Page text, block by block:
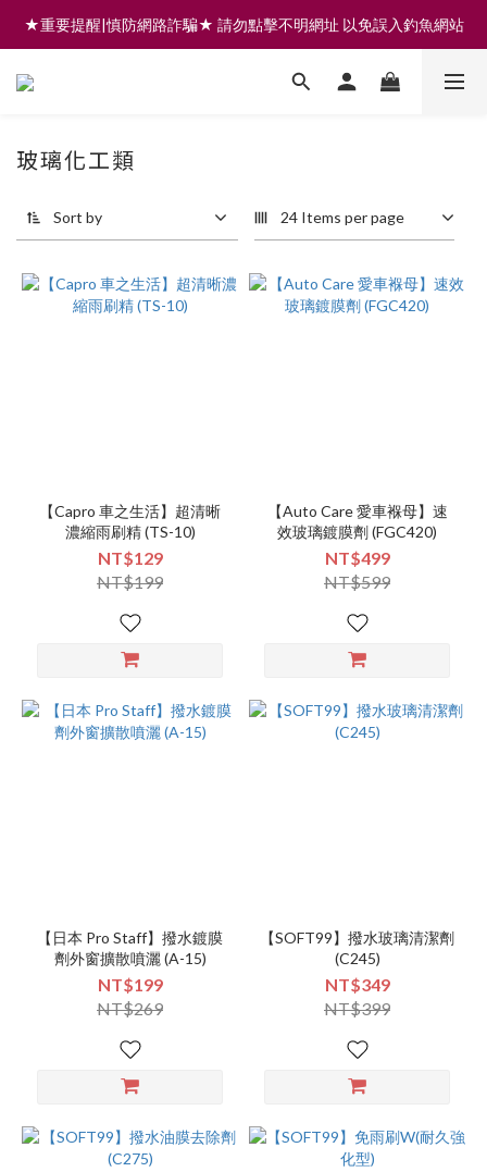
註冊會員享200元購物金 | 全館滿999免運 | 可門市取貨/安裝
★重要提醒|慎防網路詐騙★ 請勿點擊不明網址 以免誤入釣魚網站
註冊會員享200元購物金 | 全館滿999免運 | 可門市取貨/安裝
玻璃化工類
Sort by 24 Items per page
【Capro 車之生活】超清晰
濃縮雨刷精 (TS-10)
NT$129
NT$199
【Auto Care 愛車褓母】速
效玻璃鍍膜劑 (FGC420)
NT$499
NT$599
【日本 Pro Staff】撥水鍍膜
劑外窗擴散噴灑 (A-15)
NT$199
NT$269
【SOFT99】撥水玻璃清潔劑
(C245)
NT$349
NT$399